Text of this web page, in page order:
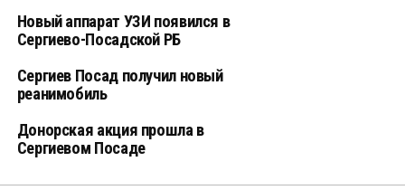
Новый аппарат УЗИ появился в
Сергиево-Посадской РБ
Сергиев Посад получил новый
реанимобиль
Донорская акция прошла в
Сергиевом Посаде